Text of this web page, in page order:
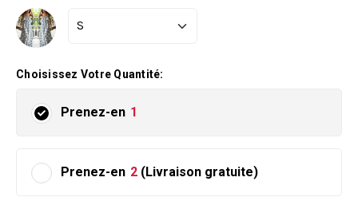
Choisissez Votre Quantité:
Prenez-en 1
Prenez-en 2 (Livraison gratuite)